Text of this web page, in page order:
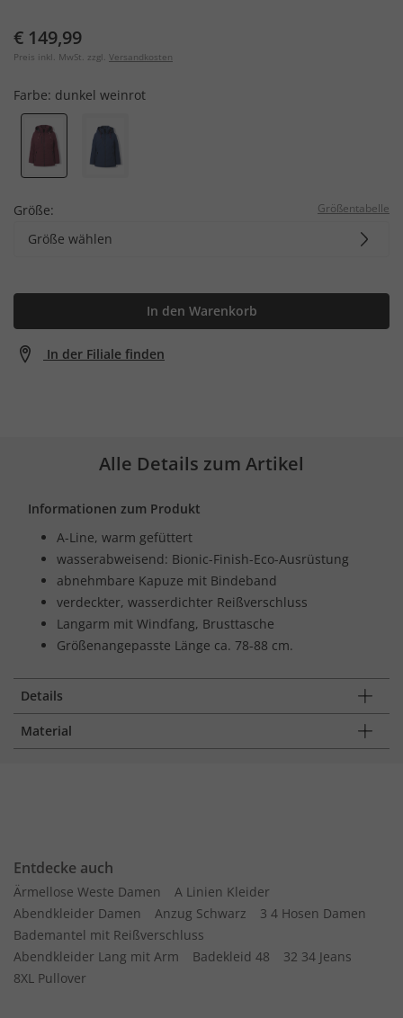
€ 149,99
Preis inkl. MwSt. zzgl. Versandkosten
Farbe: dunkel weinrot
Größe: Größentabelle
Größe wählen
In den Warenkorb
In der Filiale finden
Alle Details zum Artikel
Informationen zum Produkt
A-Line, warm gefüttert
wasserabweisend: Bionic-Finish-Eco-Ausrüstung
abnehmbare Kapuze mit Bindeband
verdeckter, wasserdichter Reißverschluss
Langarm mit Windfang, Brusttasche
Größenangepasste Länge ca. 78-88 cm.
Details
Material
Entdecke auch
Ärmellose Weste Damen
A Linien Kleider
Abendkleider Damen
Anzug Schwarz
3 4 Hosen Damen
Bademantel mit Reißverschluss
Abendkleider Lang mit Arm
Badekleid 48
32 34 Jeans
8XL Pullover